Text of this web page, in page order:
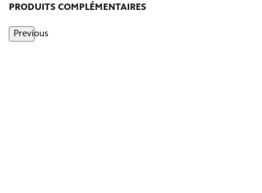
PRODUITS COMPLÉMENTAIRES
Previous